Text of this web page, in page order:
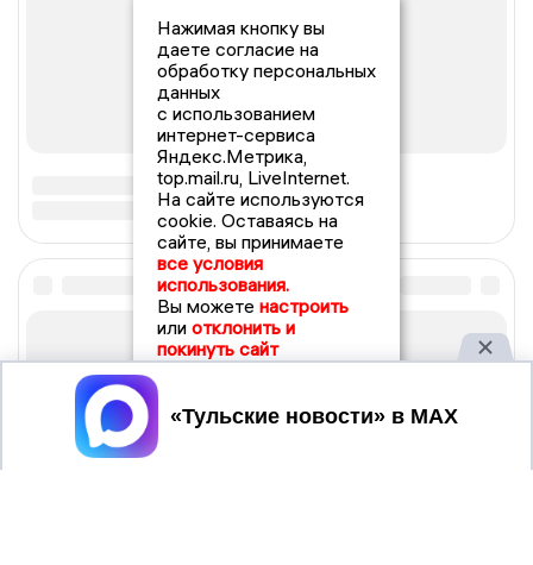
Нажимая кнопку вы
даете согласие на
обработку персональных
данных
с использованием
интернет-сервиса
Яндекс.Метрика,
top.mail.ru, LiveInternet.
На сайте используются
cookie. Оставаясь на
сайте, вы принимаете
все условия
использования.
Вы можете настроить
или отклонить и
покинуть сайт
Принять